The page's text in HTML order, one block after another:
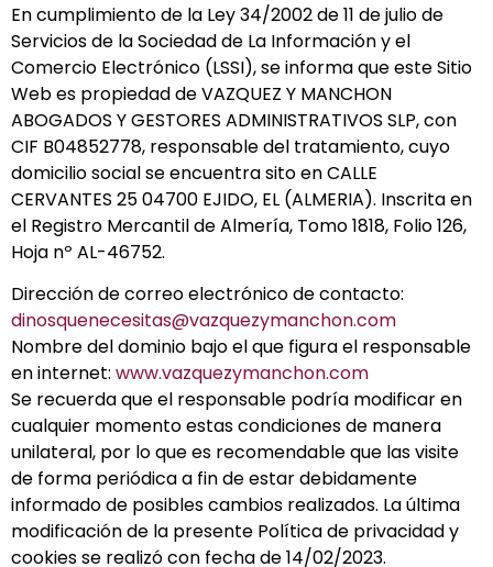
En cumplimiento de la Ley 34/2002 de 11 de julio de
Servicios de la Sociedad de La Información y el
Comercio Electrónico (LSSI), se informa que este Sitio
Web es propiedad de VAZQUEZ Y MANCHON
ABOGADOS Y GESTORES ADMINISTRATIVOS SLP, con
CIF B04852778, responsable del tratamiento, cuyo
domicilio social se encuentra sito en CALLE
CERVANTES 25 04700 EJIDO, EL (ALMERIA). Inscrita en
el Registro Mercantil de Almería, Tomo 1818, Folio 126,
Hoja nº AL-46752.
Dirección de correo electrónico de contacto:
dinosquenecesitas@vazquezymanchon.com
Nombre del dominio bajo el que figura el responsable
en internet: www.vazquezymanchon.com
Se recuerda que el responsable podría modificar en
cualquier momento estas condiciones de manera
unilateral, por lo que es recomendable que las visite
de forma periódica a fin de estar debidamente
informado de posibles cambios realizados. La última
modificación de la presente Política de privacidad y
cookies se realizó con fecha de 14/02/2023.